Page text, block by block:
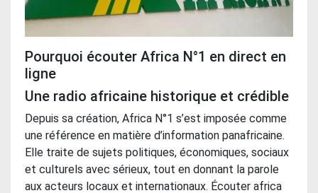
Pourquoi écouter Africa N°1 en direct en
ligne
Une radio africaine historique et crédible
Depuis sa création, Africa N°1 s’est imposée comme
une référence en matière d’information panafricaine.
Elle traite de sujets politiques, économiques, sociaux
et culturels avec sérieux, tout en donnant la parole
aux acteurs locaux et internationaux. Écouter africa